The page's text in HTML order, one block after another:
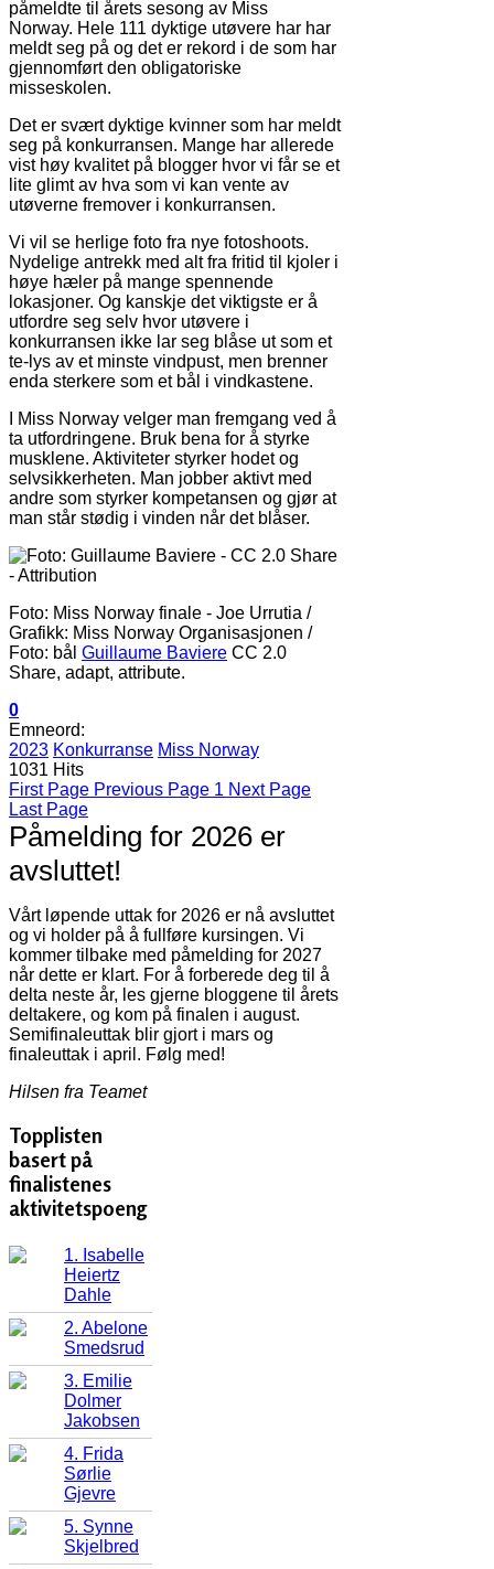
påmeldte til årets sesong av Miss
Norway. Hele 111 dyktige utøvere har har
meldt seg på og det er rekord i de som har
gjennomført den obligatoriske
misseskolen.
Det er svært dyktige kvinner som har meldt
seg på konkurransen. Mange har allerede
vist høy kvalitet på blogger hvor vi får se et
lite glimt av hva som vi kan vente av
utøverne fremover i konkurransen.
Vi vil se herlige foto fra nye fotoshoots.
Nydelige antrekk med alt fra fritid til kjoler i
høye hæler på mange spennende
lokasjoner. Og kanskje det viktigste er å
utfordre seg selv hvor utøvere i
konkurransen ikke lar seg blåse ut som et
te-lys av et minste vindpust, men brenner
enda sterkere som et bål i vindkastene.
I Miss Norway velger man fremgang ved å
ta utfordringene. Bruk bena for å styrke
musklene. Aktiviteter styrker hodet og
selvsikkerheten. Man jobber aktivt med
andre som styrker kompetansen og gjør at
man står stødig i vinden når det blåser.
Foto: Miss Norway finale - Joe Urrutia /
Grafikk: Miss Norway Organisasjonen /
Foto: bål Guillaume Baviere CC 2.0
Share, adapt, attribute.
0
Emneord:
2023 Konkurranse Miss Norway
1031 Hits
First Page Previous Page 1 Next Page
Last Page
Påmelding for 2026 er
avsluttet!
Vårt løpende uttak for 2026 er nå avsluttet
og vi holder på å fullføre kursingen. Vi
kommer tilbake med påmelding for 2027
når dette er klart. For å forberede deg til å
delta neste år, les gjerne bloggene til årets
deltakere, og kom på finalen i august.
Semifinaleuttak blir gjort i mars og
finaleuttak i april. Følg med!
Hilsen fra Teamet
Topplisten
basert på
finalistenes
aktivitetspoeng
1. Isabelle
Heiertz
Dahle
2. Abelone
Smedsrud
3. Emilie
Dolmer
Jakobsen
4. Frida
Sørlie
Gjevre
5. Synne
Skjelbred